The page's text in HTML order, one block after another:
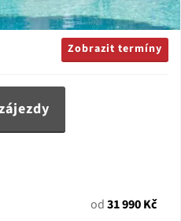
Zobrazit termíny
od31 990 Kč